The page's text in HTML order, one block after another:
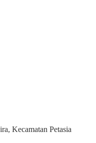
Kecamatan Petasia